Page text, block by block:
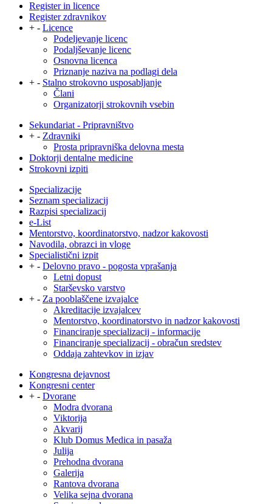
Register in licence
Register zdravnikov
+ - Licence
Podeljevanje licenc
Podaljševanje licenc
Osnovna licenca
Priznanje naziva na podlagi dela
+ - Stalno strokovno usposabljanje
Člani
Organizatorji strokovnih vsebin
Sekundariat - Pripravništvo
+ - Zdravniki
Prosta pripravniška delovna mesta
Doktorji dentalne medicine
Strokovni izpiti
Specializacije
Seznam specializacij
Razpisi specializacij
e-List
Mentorstvo, koordinatorstvo, nadzor kakovosti
Navodila, obrazci in vloge
Specialistični izpit
+ - Delovno pravo - pogosta vprašanja
Letni dopust
Starševsko varstvo
+ - Za pooblaščene izvajalce
Akreditacije izvajalcev
Mentorstvo, koordinatorstvo in nadzor kakovosti
Financiranje specializacij - informacije
Financiranje specializacij - obračun sredstev
Oddaja zahtevkov in izjav
Kongresna dejavnost
Kongresni center
+ - Dvorane
Modra dvorana
Viktorija
Akvarij
Klub Domus Medica in pasaža
Julija
Prehodna dvorana
Galerija
Rantova dvorana
Velika sejna dvorana